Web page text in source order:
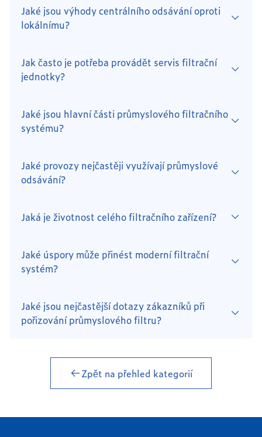
Jaké jsou výhody centrálního odsávání oproti
lokálnímu?
Jak často je potřeba provádět servis filtrační
jednotky?
Jaké jsou hlavní části průmyslového filtračního
systému?
Jaké provozy nejčastěji využívají průmyslové
odsávání?
Jaká je životnost celého filtračního zařízení?
Jaké úspory může přinést moderní filtrační
systém?
Jaké jsou nejčastější dotazy zákazníků při
pořizování průmyslového filtru?
Zpět na přehled kategorií